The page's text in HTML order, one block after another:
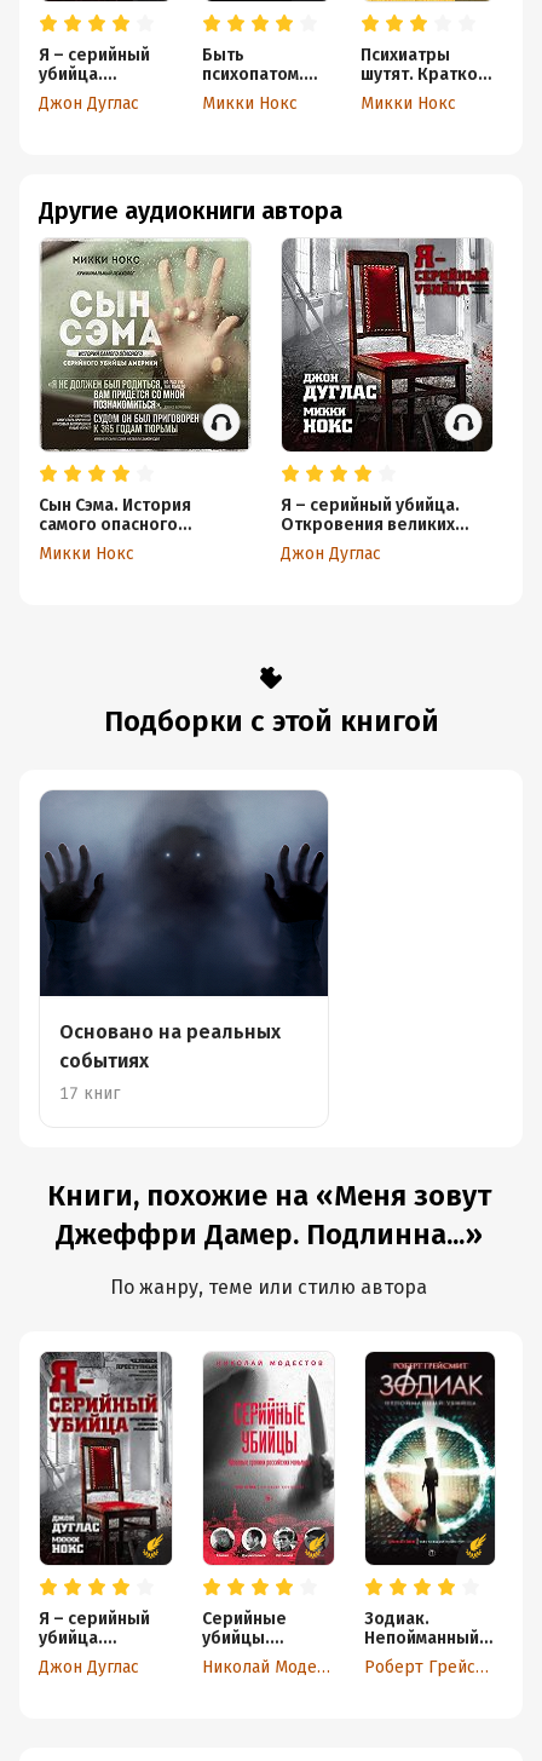
Я – серийный
убийца.
Откровения
великих
Джон Дуглас
Быть
психопатом.
Интервью с
серийным
Микки Нокс
Психиатры
шутят. Краткое
руководство по
разведению
Микки Нокс
Другие аудиокниги автора
Сын Сэма. История
самого опасного
серийного убийцы
Америки
Микки Нокс
Я – серийный убийца.
Откровения великих
маньяков
Джон Дуглас
Подборки с этой книгой
Основано на реальных
событиях
17 книг
Книги, похожие на «Меня зовут
Джеффри Дамер. Подлинна...»
По жанру, теме или стилю автора
Я – серийный
убийца.
Откровения
великих
Джон Дуглас
Серийные
убийцы.
Кровавые
хроники
Николай Модестов
Зодиак.
Непойманный
убийца
Роберт Грейсмит